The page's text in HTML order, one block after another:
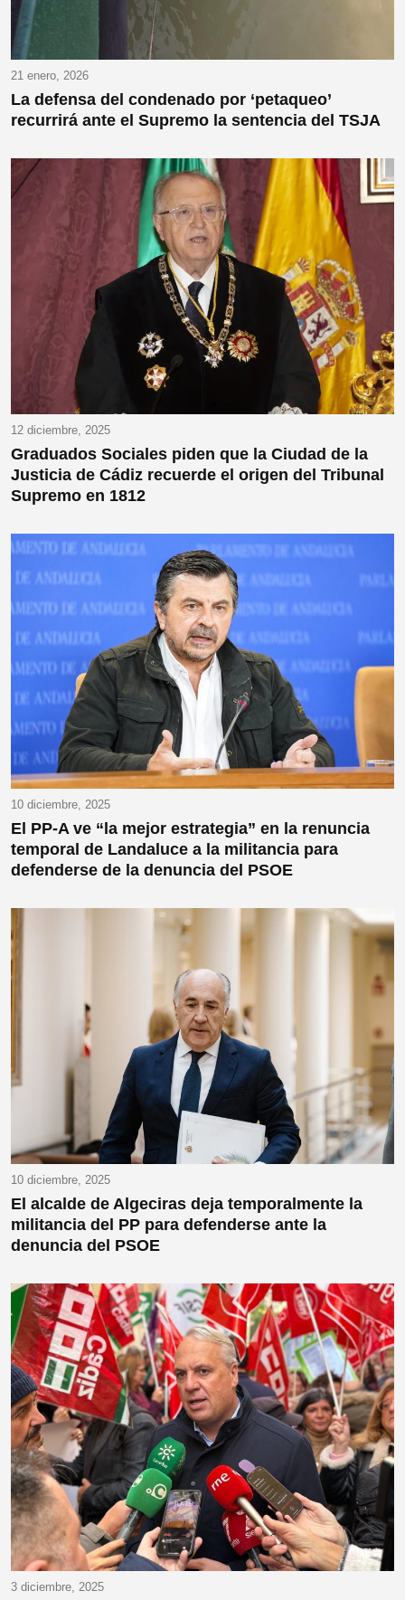
21 enero, 2026
La defensa del condenado por ‘petaqueo’
recurrirá ante el Supremo la sentencia del TSJA
12 diciembre, 2025
Graduados Sociales piden que la Ciudad de la
Justicia de Cádiz recuerde el origen del Tribunal
Supremo en 1812
10 diciembre, 2025
El PP-A ve “la mejor estrategia” en la renuncia
temporal de Landaluce a la militancia para
defenderse de la denuncia del PSOE
10 diciembre, 2025
El alcalde de Algeciras deja temporalmente la
militancia del PP para defenderse ante la
denuncia del PSOE
3 diciembre, 2025